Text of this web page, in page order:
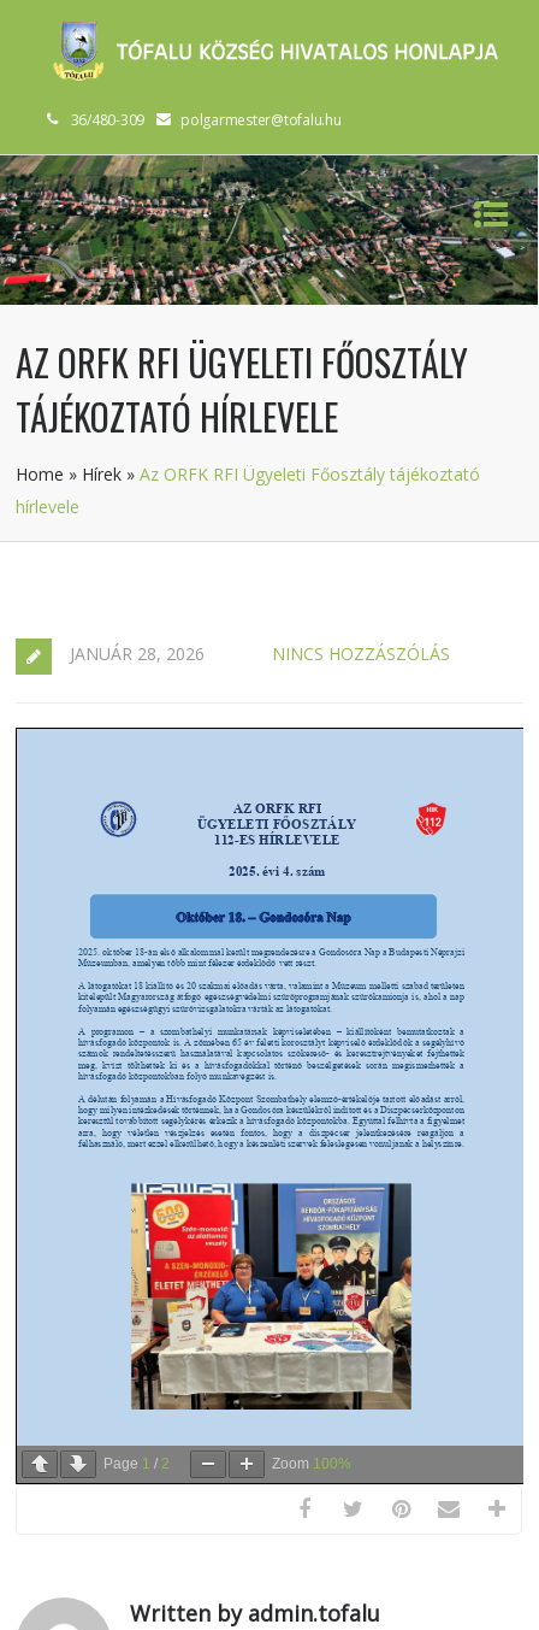
36/480-309 polgarmester@tofalu.hu
AZ ORFK RFI ÜGYELETI FŐOSZTÁLY
TÁJÉKOZTATÓ HÍRLEVELE
Home » Hírek »Az ORFK RFI Ügyeleti Főosztály tájékoztató
hírlevele
JANUÁR 28, 2026 NINCS HOZZÁSZÓLÁS
Page 1 / 2 Zoom 100%
Written by admin.tofalu